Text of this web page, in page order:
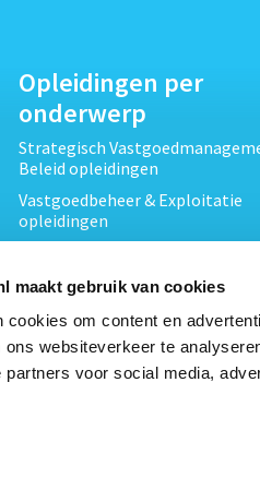
maakt gebruik van cookies
cookies om content en
ons websiteverkeer te
partners voor social media,
Opleidingen per
onderwerp
Strategisch
Beleid opleidingen
Vastgoedbeheer & Exploitatie
opleidingen
Projectontwikkeling &
Techniek, Onderhoud & Inspectie
Opleidingen
Verduurzaming en